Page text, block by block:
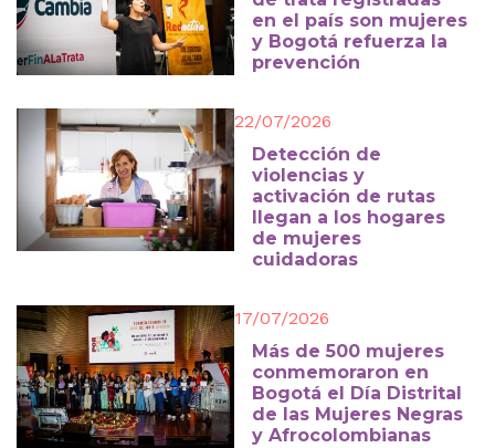
en el país son mujeres
y Bogotá refuerza la
prevención
22/07/2026
Detección de
violencias y
activación de rutas
llegan a los hogares
de mujeres
cuidadoras
17/07/2026
Más de 500 mujeres
conmemoraron en
Bogotá el Día Distrital
de las Mujeres Negras
y Afrocolombianas